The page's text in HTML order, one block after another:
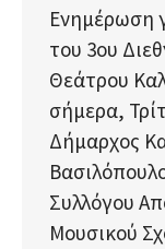
Ενημέρωση
του 3ου
Θεάτρου
σήμερα,
Δήμαρχος
Συλλόγου
Μουσικού